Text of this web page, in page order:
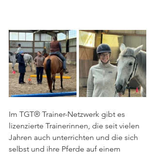
Im TGT® Trainer-Netzwerk gibt es
lizenzierte Trainerinnen, die seit vielen
Jahren auch unterrichten und die sich
selbst und ihre Pferde auf einem